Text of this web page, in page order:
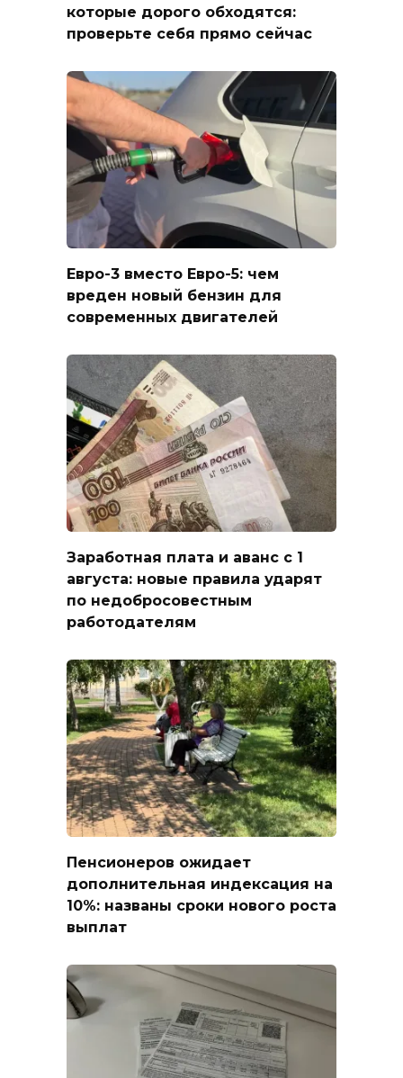
которые дорого обходятся:
проверьте себя прямо сейчас
Евро-3 вместо Евро-5: чем
вреден новый бензин для
современных двигателей
Заработная плата и аванс с 1
августа: новые правила ударят
по недобросовестным
работодателям
Пенсионеров ожидает
дополнительная индексация на
10%: названы сроки нового роста
выплат